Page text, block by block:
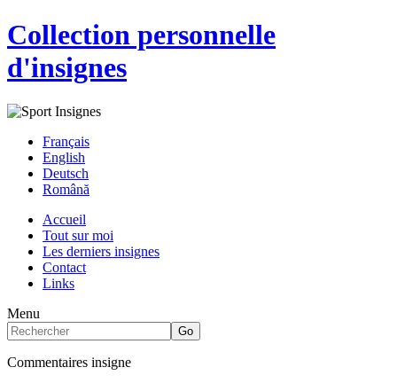
Collection personnelle
d'insignes
Français
English
Deutsch
Română
Accueil
Tout sur moi
Les derniers insignes
Contact
Links
Menu
Commentaires insigne